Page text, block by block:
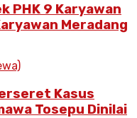
PHK 9 Karyawan
Meradang
Kasus
Tosepu Dinilai